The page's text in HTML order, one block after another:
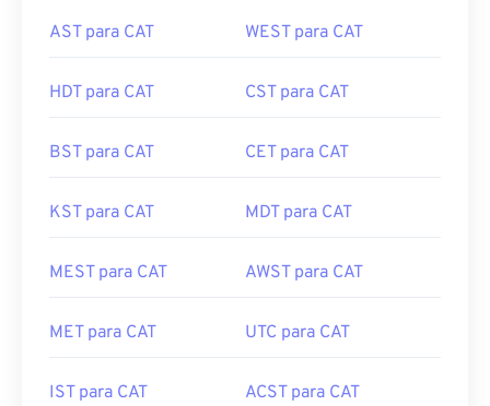
AST para CAT WEST para CAT
HDT para CAT CST para CAT
BST para CAT CET para CAT
KST para CAT MDT para CAT
MEST para CAT AWST para CAT
MET para CAT UTC para CAT
IST para CAT ACST para CAT